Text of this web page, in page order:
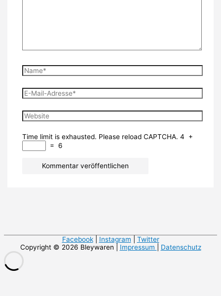
Name*
E-
Mail-
Website
Time limit is exhausted. Please reload CAPTCHA. 4
+
= 6
Facebook| Instagram
Twitter
Copyright © 2026 Bleywaren | Impressum Datenschutz